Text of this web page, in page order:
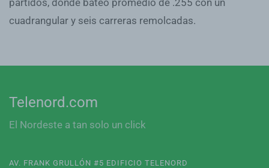
cuadrangular y seis carreras remolcadas.
Telenord.com
El Nordeste a tan solo un click
AV. FRANK GRULLÓN #5 EDIFICIO TELENORD